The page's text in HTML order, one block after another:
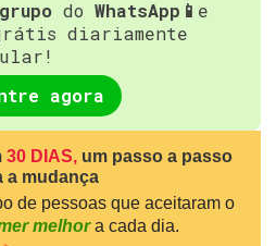
do WhatsApp📱 e
diariamente
agora
30 DIAS, um passo a passo
a mudança
de pessoas que aceitaram o
melhora cada dia.